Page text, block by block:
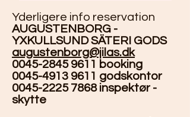
Yderligere info reservation
AUGUSTENBORG -
YXKULLSUND SÄTERI GODS
augustenborg@jilas.dk
0045-2845 9611
booking
0045-4913 9611 godskontor
0045-2225 7868inspektør -
skytte